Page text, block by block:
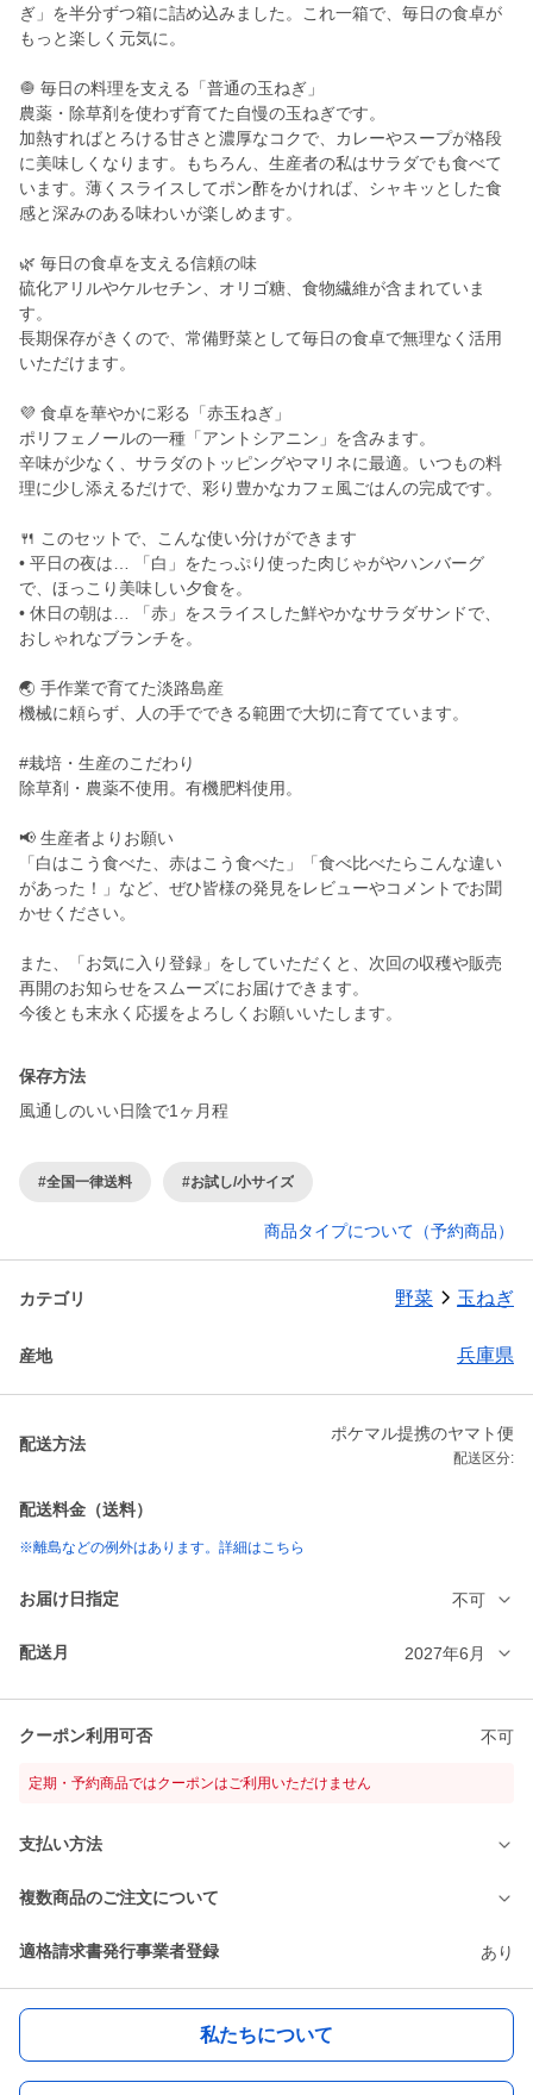
ぎ」を半分ずつ箱に詰め込みました。これ一箱で、毎日の食卓が
もっと楽しく元気に。
🧅 毎日の料理を支える「普通の玉ねぎ」
農薬・除草剤を使わず育てた自慢の玉ねぎです。
加熱すればとろける甘さと濃厚なコクで、カレーやスープが格段
に美味しくなります。もちろん、生産者の私はサラダでも食べて
います。薄くスライスしてポン酢をかければ、シャキッとした食
感と深みのある味わいが楽しめます。
🌿 毎日の食卓を支える信頼の味
硫化アリルやケルセチン、オリゴ糖、食物繊維が含まれていま
す。
長期保存がきくので、常備野菜として毎日の食卓で無理なく活用
いただけます。
💜 食卓を華やかに彩る「赤玉ねぎ」
ポリフェノールの一種「アントシアニン」を含みます。
辛味が少なく、サラダのトッピングやマリネに最適。いつもの料
理に少し添えるだけで、彩り豊かなカフェ風ごはんの完成です。
🍴 このセットで、こんな使い分けができます
• 平日の夜は… 「白」をたっぷり使った肉じゃがやハンバーグ
で、ほっこり美味しい夕食を。
• 休日の朝は… 「赤」をスライスした鮮やかなサラダサンドで、
おしゃれなブランチを。
🌏 手作業で育てた淡路島産
機械に頼らず、人の手でできる範囲で大切に育てています。
#栽培・生産のこだわり
除草剤・農薬不使用。有機肥料使用。
📢 生産者よりお願い
「白はこう食べた、赤はこう食べた」「食べ比べたらこんな違い
があった！」など、ぜひ皆様の発見をレビューやコメントでお聞
かせください。
また、「お気に入り登録」をしていただくと、次回の収穫や販売
再開のお知らせをスムーズにお届けできます。
今後とも末永く応援をよろしくお願いいたします。
保存方法
風通しのいい日陰で1ヶ月程
#全国一律送料 #お試し/小サイズ
商品タイプについて（予約商品）
カテゴリ 野菜 玉ねぎ
産地 兵庫県
配送方法
ポケマル提携のヤマト便
配送区分:
配送料金（送料）
※離島などの例外はあります。詳細はこちら
お届け日指定 不可
配送月 2027年6月
クーポン利用可否 不可
定期・予約商品ではクーポンはご利用いただけません
支払い方法
複数商品のご注文について
適格請求書発行事業者登録 あり
私たちについて